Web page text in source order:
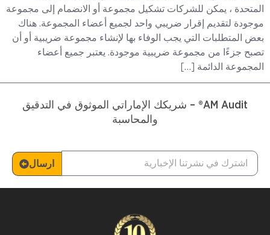
المتحدة ، يمكن للشركات تشكيل مجموعة أو الانضمام إلى مجموعة
موجودة لتقديم إقرار ضريبي واحد لجميع أعضاء المجموعة. هناك
بعض المتطلبات التي يجب الوفاء بها لإنشاء مجموعة ضريبية أو أن
تصبح جزءًا من مجموعة ضريبية موجودة. يعتبر جميع أعضاء
المجموعة الدائمة […]
AM Audit® – شريكك الإماراتي الموثوق في التدقيق
والمحاسبة
ارسال